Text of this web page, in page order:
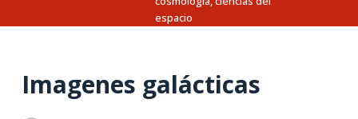
a
espacio
Imagenes galácticas